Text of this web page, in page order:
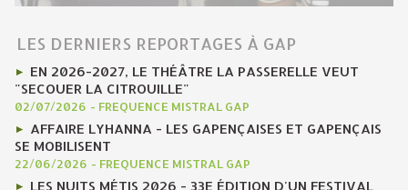
LES DERNIERS REPORTAGES À GAP
EN 2026-2027, LE THÉÂTRE LA PASSERELLE VEUT
"SECOUER LA CITROUILLE"
02/07/2026 - FREQUENCE MISTRAL GAP
AFFAIRE LYHANNA - LES GAPENÇAISES ET GAPENÇAIS
SE MOBILISENT
22/06/2026 - FREQUENCE MISTRAL GAP
LES NUITS MÉTIS 2026 - 33E ÉDITION D'UN FESTIVAL